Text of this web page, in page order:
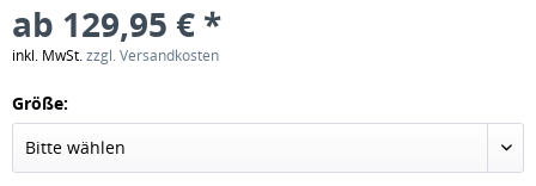
ab 129,95 € *
inkl. MwSt.zzgl. Versandkosten
Größe: